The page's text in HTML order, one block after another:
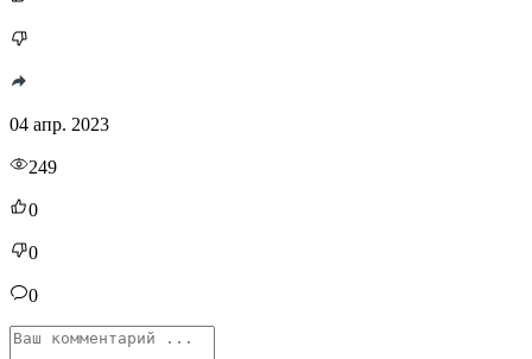
04 апр. 2023
249
0
0
0